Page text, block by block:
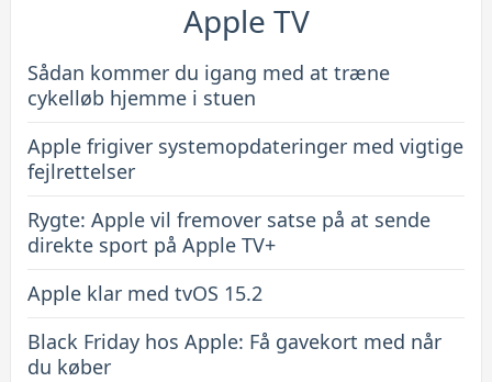
Apple TV
Sådan kommer du igang med at træne
cykelløb hjemme i stuen
Apple frigiver systemopdateringer med vigtige
fejlrettelser
Rygte: Apple vil fremover satse på at sende
direkte sport på Apple TV+
Apple klar med tvOS 15.2
Black Friday hos Apple: Få gavekort med når
du køber